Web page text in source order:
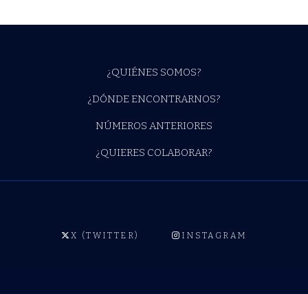
¿QUIÉNES SOMOS?
¿DÓNDE ENCONTRARNOS?
NÚMEROS ANTERIORES
¿QUIERES COLABORAR?
X (TWITTER) INSTAGRAM